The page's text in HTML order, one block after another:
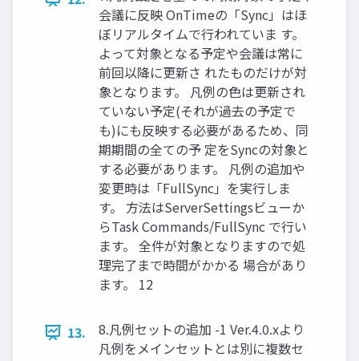
会議に反映 OnTimeの「Sync」はほ
ぼリアルタイムで行われていま す。
よって対象となる予定や会議は常に
前回以降に更新さ れたものだけが対
象となります。 凡例の色は更新され
ていない予定(それが過去の予定で
も)にも反映する必要があるため、同
期期間の全ての予 定をSyncの対象と
する必要があります。 凡例の追加や
変更時は「FullSync」を実行しま
す。 方法はServerSettingsビューか
らTask Commands/FullSync で行い
ます。 全件が対象となりますので処
理完了まで時間がかかる 場合があり
ます。 12
13.
8.凡例セットの追加 -1 Ver.4.0.xより
凡例をメインセットとは別に複数セ